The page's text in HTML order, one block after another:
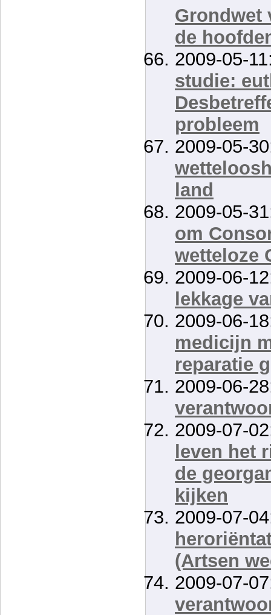
Grondwet
de
2009-05-
studie:
probleem
2009-05-
land
2009-05-
om
wetteloze
2009-06-
lekkage
2009-06-
medicijn
reparatie
2009-06-
2009-07-
leven het
de
kijken
2009-07-
(Artsen
2009-07-